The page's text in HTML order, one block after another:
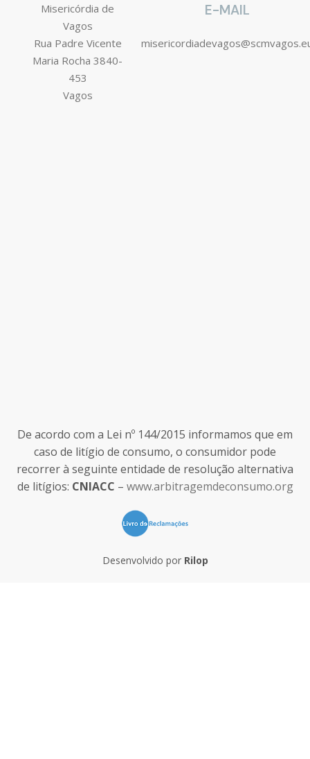
Misericórdia de
Vagos
Rua Padre Vicente
Maria Rocha 3840-
453
Vagos
E-MAIL
De acordo com a Lei nº 144/2015 informamos que em
caso de litígio de consumo, o consumidor pode
recorrer à seguinte entidade de resolução alternativa
de litígios: CNIACC – www.arbitragemdeconsumo.org
Desenvolvido por Rilop